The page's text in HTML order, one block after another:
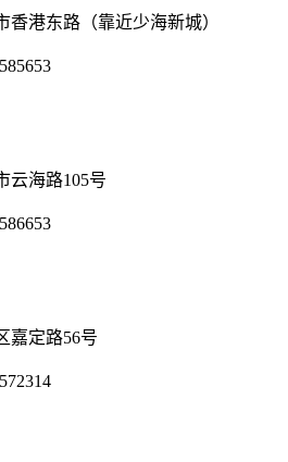
香港东路（靠近少海新城）
云海路105号
嘉定路56号